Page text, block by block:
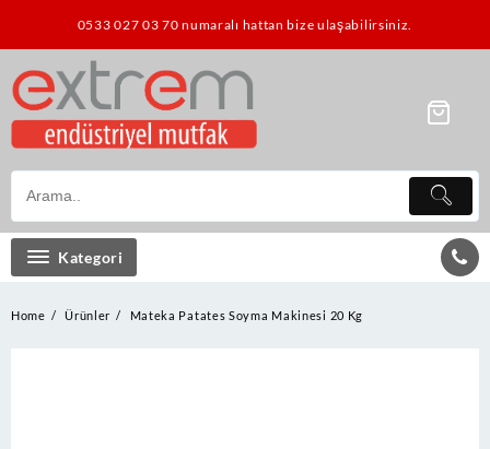
0533 027 03 70 numaralı hattan bize ulaşabilirsiniz.
Kategori
Home Ürünler Mateka Patates Soyma Makinesi 20 Kg